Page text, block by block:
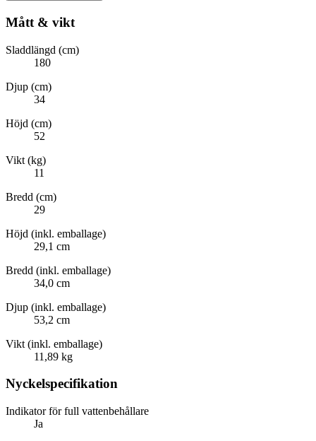
Mått & vikt
Sladdlängd (cm)
180
Djup (cm)
34
Höjd (cm)
52
Vikt (kg)
11
Bredd (cm)
29
Höjd (inkl. emballage)
29,1 cm
Bredd (inkl. emballage)
34,0 cm
Djup (inkl. emballage)
53,2 cm
Vikt (inkl. emballage)
11,89 kg
Nyckelspecifikation
Indikator för full vattenbehållare
Ja